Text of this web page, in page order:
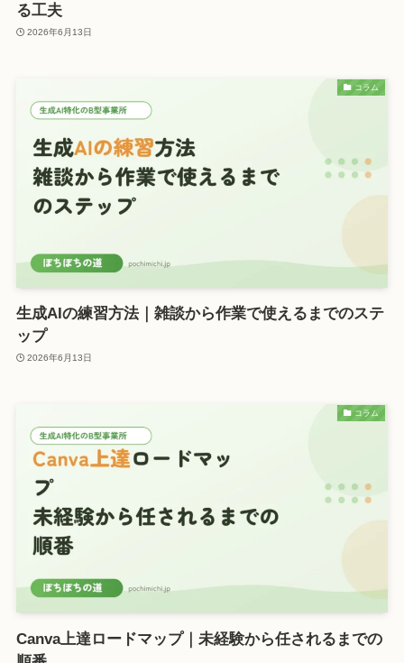
る工夫
2026年6月13日
コラム
生成AIの練習方法｜雑談から作業で使えるまでのステ
ップ
2026年6月13日
コラム
Canva上達ロードマップ｜未経験から任されるまでの